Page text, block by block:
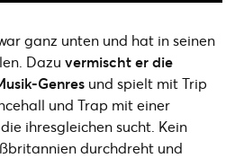
ganz unten und hat in seinen
Dazu vermischt er die
Genres und spielt mit Trip
und Trap mit einer
ihresgleichen sucht. Kein
durchdreht und